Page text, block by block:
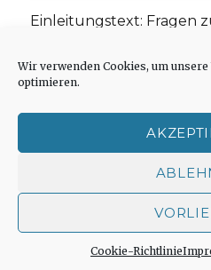
Wir verwenden Cookies, um
optimieren.
Cookie-Richtlinie
Einleitungstext: Fragen
„schwachen Glaubens“
Cookie-Richtlinie (EU)